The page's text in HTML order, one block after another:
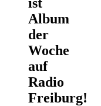
Album
der
Woche
auf
Radio
Freiburg!